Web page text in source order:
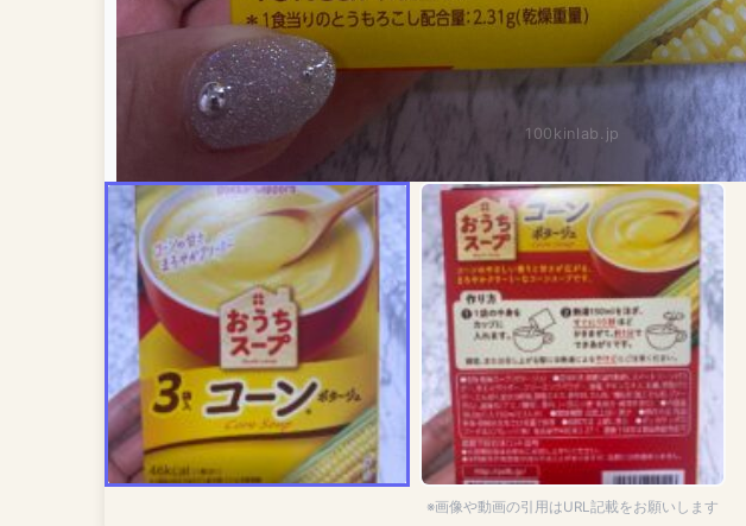
100kinlab.jp
※画像や動画の引用はURL記載をお願いします